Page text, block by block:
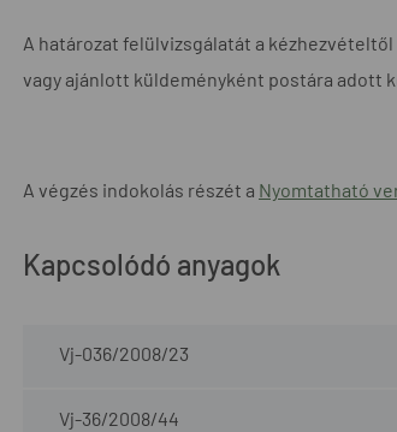
A határozat felülvizsgálatát a
vagy ajánlott küldeményként postára adott
A végzés indokolás részét a Nyomtatható
Kapcsolódó anyagok
Vj-036/2008/23
Vj-36/2008/44